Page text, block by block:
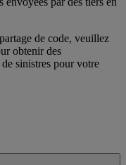
de code, veuillez
obtenir des
sinistres pour votre